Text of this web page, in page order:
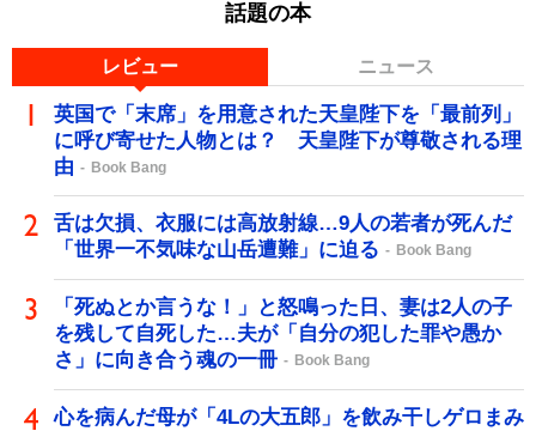
話題の本
レビュー ニュース
英国で「末席」を用意された天皇陛下を「最前列」
に呼び寄せた人物とは？ 天皇陛下が尊敬される理
由
Book Bang
舌は欠損、衣服には高放射線…9人の若者が死んだ
「世界一不気味な山岳遭難」に迫る
Book Bang
「死ぬとか言うな！」と怒鳴った日、妻は2人の子
を残して自死した…夫が「自分の犯した罪や愚か
さ」に向き合う魂の一冊
Book Bang
心を病んだ母が「4Lの大五郎」を飲み干しゲロまみ